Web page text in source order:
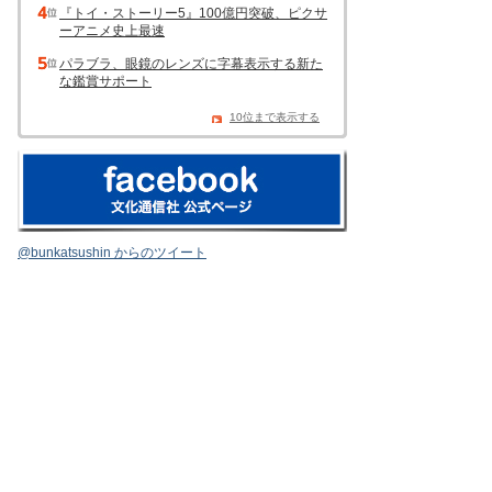
『トイ・ストーリー5』100億円突破、ピクサ
ーアニメ史上最速
パラブラ、眼鏡のレンズに字幕表示する新た
な鑑賞サポート
10位まで表示する
@bunkatsushin からのツイート